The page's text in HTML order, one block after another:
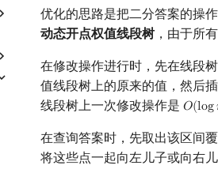
优化的思路是把二分答案的操
动态开点权值线段树，由于所
在修改操作进行时，先在线段
值线段树上的原来的值，然后
线段树上一次修改操作是 𝑂(log
O(log
在查询答案时，先取出该区间
将这些点一起向左儿子或向右